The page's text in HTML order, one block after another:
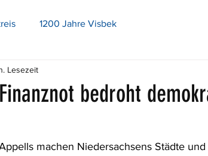
1200 Jahre Visbek
bedroht
Lesezeit
machen Niedersachsens Städte